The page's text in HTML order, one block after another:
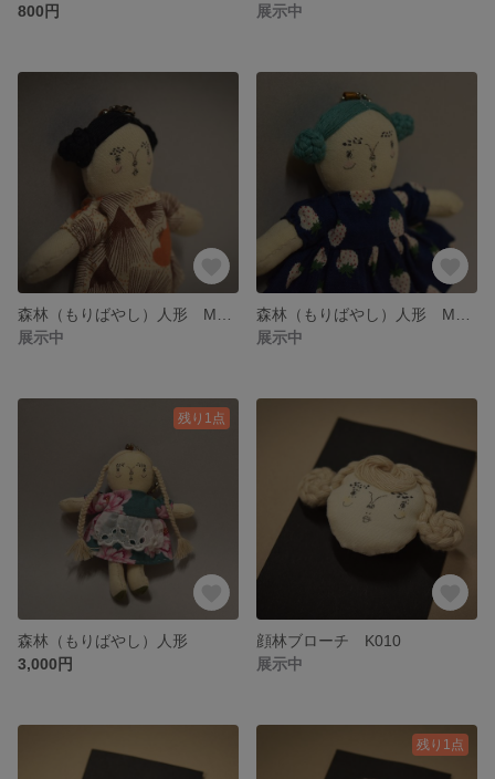
800円
展示中
展示中
展示中
残り1点
森林（もりばやし）人形
3,000円
顔林ブローチ K010
展示中
残り1点